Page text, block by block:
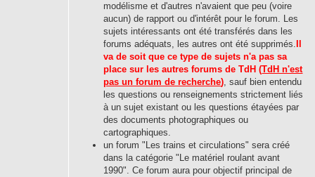
modélisme et d'autres n'avaient que peu (voire
aucun) de rapport ou d'intérêt pour le forum. Les
sujets intéressants ont été transférés dans les
forums adéquats, les autres ont été supprimés.
va de soit que ce type de sujets n'a pas sa
place sur les autres forums de TdH (TdH n'est
pas un forum de recherche), sauf bien entendu
les questions ou renseignements strictement liés
à un sujet existant ou les questions étayées par
des documents photographiques ou
cartographiques.
un forum "Les trains et circulations" sera créé
dans la catégorie "Le matériel roulant avant
1990". Ce forum aura pour objectif principal de